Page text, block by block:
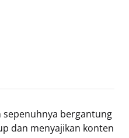
sepenuhnya bergantung
dan menyajikan konten